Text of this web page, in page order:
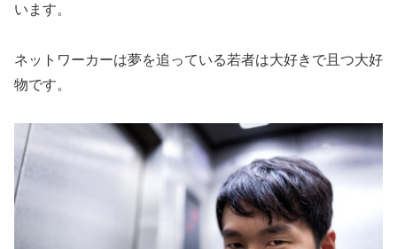
います。
ネットワーカーは夢を追っている若者は大好きで且つ大好
物です。